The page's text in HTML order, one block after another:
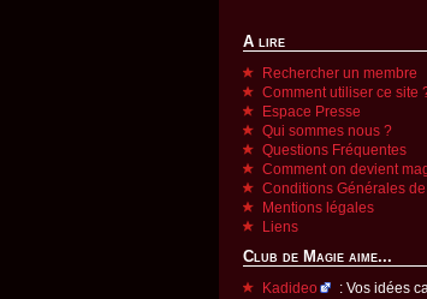
A lire
Rechercher un membre
Comment utiliser ce site
Espace Presse
Qui sommes nous ?
Questions Fréquentes
Comment on devient
Conditions Générales de
Mentions légales
Liens
Club de Magie aime...
Kadideo : Vos idées